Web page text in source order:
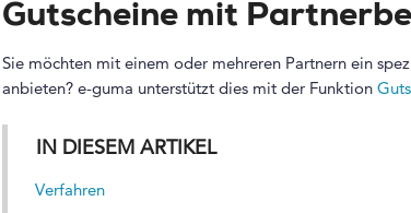
Gutscheine mit
Sie möchten mit einem oder mehreren Partnern ein
anbieten? e-guma unterstützt dies mit der Funktion
IN DIESEM ARTIKEL
Verfahren